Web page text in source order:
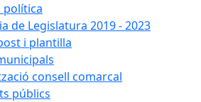
política
de Legislatura 2019 - 2023
i plantilla
consell comarcal
públics